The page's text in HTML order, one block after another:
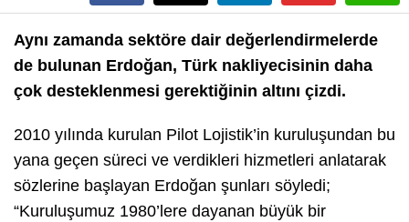
Aynı zamanda sektöre dair değerlendirmelerde
de bulunan Erdoğan, Türk nakliyecisinin daha
çok desteklenmesi gerektiğinin altını çizdi.
2010 yılında kurulan Pilot Lojistik’in kuruluşundan bu
yana geçen süreci ve verdikleri hizmetleri anlatarak
sözlerine başlayan Erdoğan şunları söyledi;
“Kuruluşumuz 1980’lere dayanan büyük bir